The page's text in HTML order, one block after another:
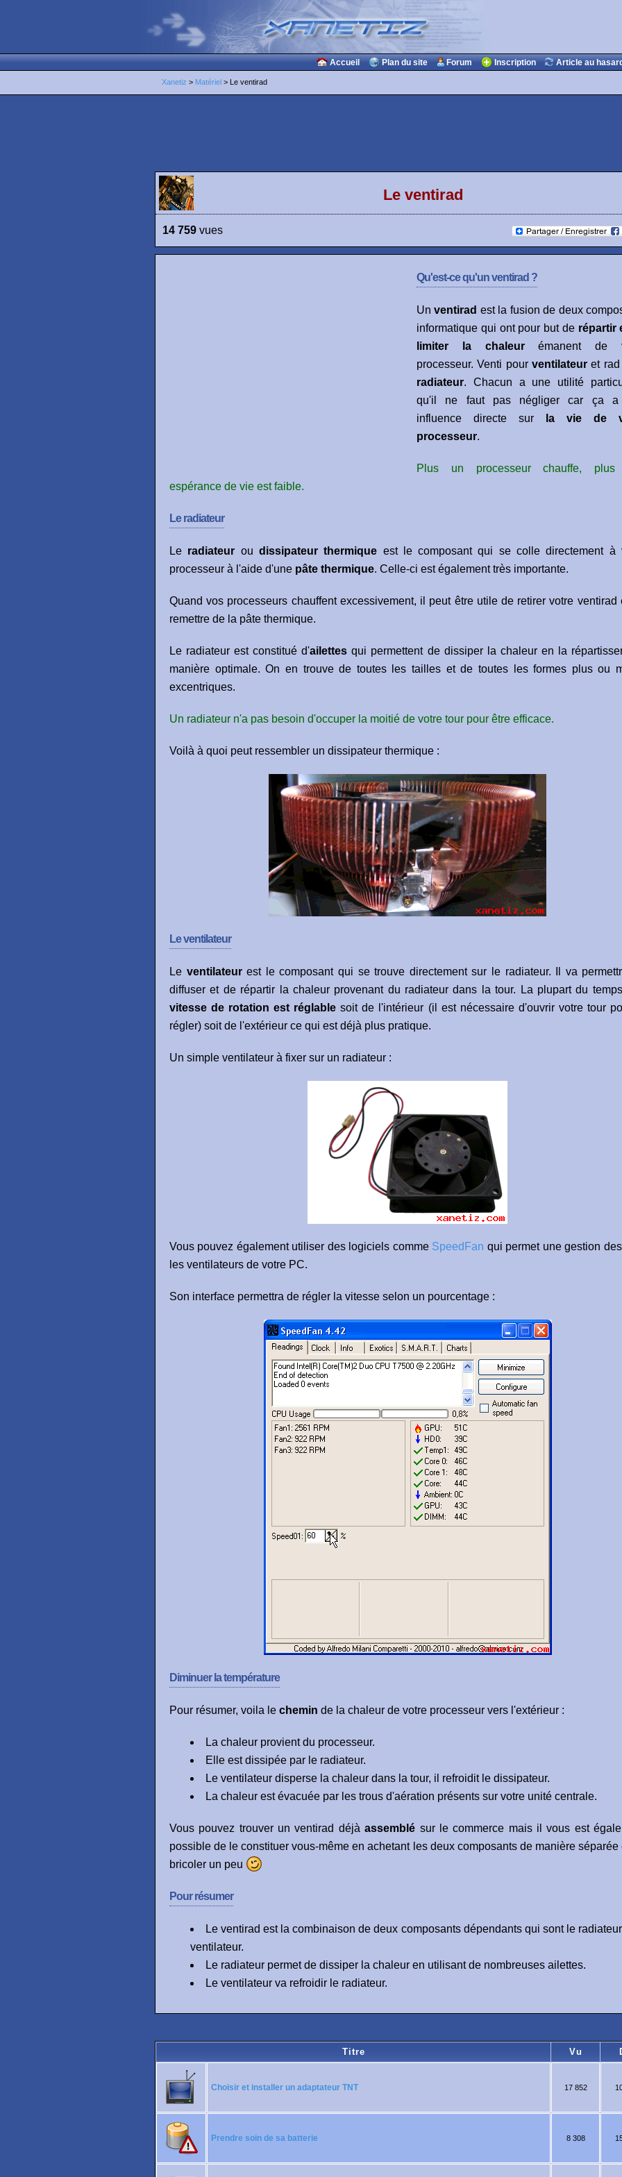
Accueil Plan du site Forum Inscription Article au
Xanetiz > Matériel > Le ventirad
Le ventirad
14 759 vues
Qu'est-ce qu'un ventirad ?
Unventirad est la fusion de deux
informatique qui ont pour but de répartir
limiter la chaleurémanent de
processeur. Venti pour ventilateur et
radiateur. Chacun a une utilité
qu'il ne faut pas négliger car ça a
influence directe sur
la vie de
processeur.
Plus un processeur chauffe, plus
espérance de vie est faible.
Le radiateur
Le radiateur ou dissipateur thermique est le composant qui se colle directement à
processeur à l'aide d'une pâte thermique. Celle-ci est également très importante.
Quand vos processeurs chauffent excessivement, il peut être utile de retirer votre ventirad
remettre de la pâte thermique.
Le radiateur est constitué d'ailettes qui permettent de dissiper la chaleur en la
manière optimale. On en trouve de toutes les tailles et de toutes les formes plus ou
excentriques.
Un radiateur n'a pas besoin d'occuper la moitié de votre tour pour être efficace.
Voilà à quoi peut ressembler un dissipateur thermique :
Le ventilateur
Le ventilateurest le composant qui se trouve directement sur le radiateur. Il va
diffuser et de répartir la chaleur provenant du radiateur dans la tour. La plupart du
vitesse de rotation est réglable soit de l'intérieur (il est nécessaire d'ouvrir votre tour
régler) soit de l'extérieur ce qui est déjà plus pratique.
Un simple ventilateur à fixer sur un radiateur :
Vous pouvez également utiliser des logiciels comme SpeedFan qui permet une gestion
les ventilateurs de votre PC.
Son interface permettra de régler la vitesse selon un pourcentage :
Diminuer la température
Pour résumer, voila le chemin de la chaleur de votre processeur vers l'extérieur :
La chaleur provient du processeur.
Elle est dissipée par le radiateur.
Le ventilateur disperse la chaleur dans la tour, il refroidit le dissipateur.
La chaleur est évacuée par les trous d'aération présents sur votre unité centrale.
Vous pouvez trouver un ventirad déjàassemblé sur le commerce mais il vous est
possible de le constituer vous-même en achetant les deux composants de manière séparée
bricoler un peu
Pour résumer
Le ventirad est la combinaison de deux composants dépendants qui sont le
ventilateur.
Le radiateur permet de dissiper la chaleur en utilisant de nombreuses ailettes.
Le ventilateur va refroidir le radiateur.
Titre Vu
Choisir et installer un adaptateur TNT 17 852
Prendre soin de sa batterie 8 308